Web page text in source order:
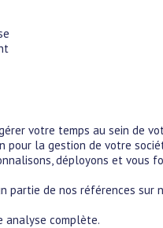
votre temps au sein de
pour la gestion de votre
déployons et vous
partie de nos références sur
analyse complète.